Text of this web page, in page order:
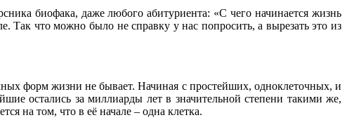
биофака, даже любого абитуриента: «С чего начинается жизнь
Так что можно было не справку у нас попросить, а вырезать это из
форм жизни не бывает. Начиная с простейших, одноклеточных, и
остались за миллиарды лет в значительной степени такими же,
на том, что в её начале – одна клетка.